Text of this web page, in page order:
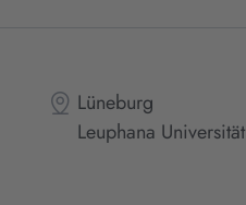
Lüneburg
Leuphana Universität